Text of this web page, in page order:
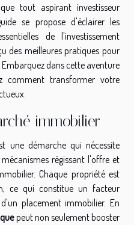
tout aspirant investisseur
se propose d'éclairer les
de l'investissement
des meilleures pratiques pour
dans cette aventure
comment transformer votre
immobilier
une démarche qui nécessite
régissant l'offre et
Chaque propriété est
ce qui constitue un facteur
placement immobilier. En
peut non seulement booster